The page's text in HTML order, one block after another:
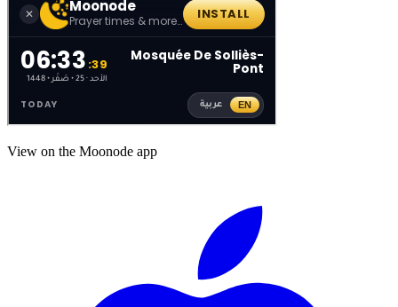
View on the Moonode app